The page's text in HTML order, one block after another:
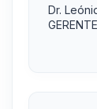
Dr.